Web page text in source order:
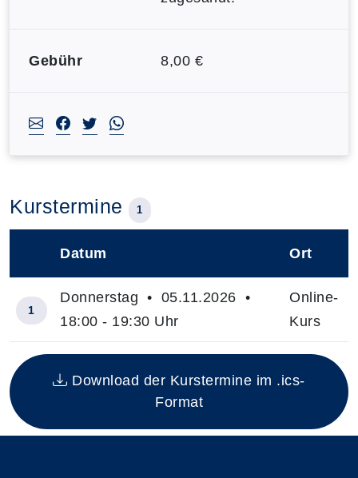
Gebühr 8,00 €
Kurstermine 1
Insgesamt gibt es 1 Termine zum diesen Kurs
Datum Ort
1
Donnerstag • 05.11.2026 •
18:00 - 19:30 Uhr
Online-
Kurs
Download der Kurstermine im .ics-
Format